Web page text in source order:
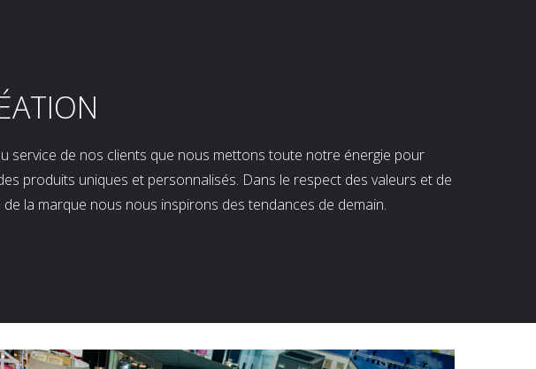
service de nos clients que nous mettons toute notre énergie pour
produits uniques et personnalisés. Dans le respect des valeurs et de
de la marque nous nous inspirons des tendances de demain.